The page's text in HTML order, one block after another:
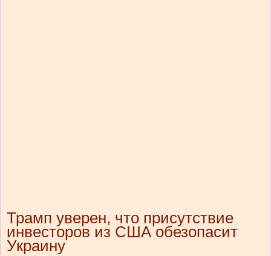
Трамп уверен, что присутствие
инвесторов из США обезопасит
Украину